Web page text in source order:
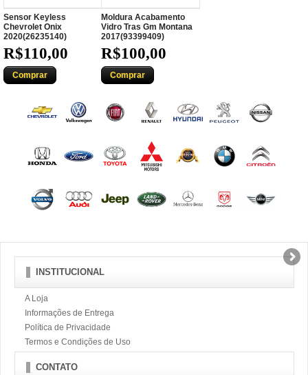
Sensor Keyless
Chevrolet Onix
2020(26235140)
R$110,00
Comprar
Moldura Acabamento
Vidro Tras Gm Montana
2017(93399409)
R$100,00
Comprar
INSTITUCIONAL
A Loja
Informações de Entrega
Política de Privacidade
Termos e Condições de Uso
CONTATO